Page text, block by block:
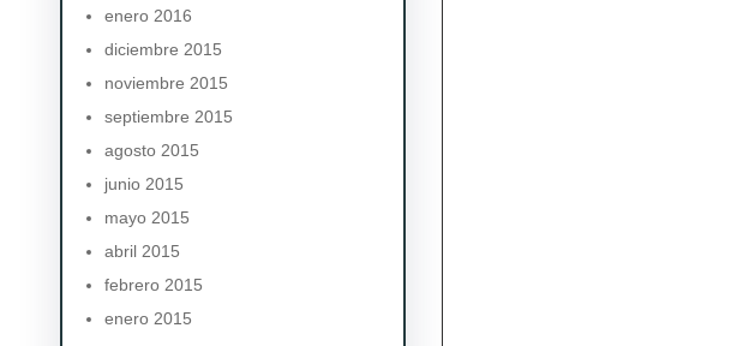
enero 2016
diciembre 2015
noviembre 2015
septiembre 2015
agosto 2015
junio 2015
mayo 2015
abril 2015
febrero 2015
enero 2015